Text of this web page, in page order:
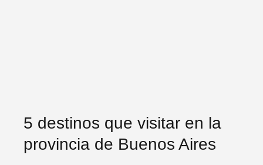
5 destinos que visitar en la
provincia de Buenos Aires